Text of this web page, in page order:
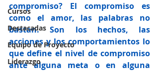
Cursos
Destacadas
Equipo de Proyecto
Liderazgo
compromiso? El compromiso es
como el amor, las palabras no
bastan. Son los hechos, las
acciones y los comportamientos lo
que define el nivel de compromiso
ante alguna meta o en alguna